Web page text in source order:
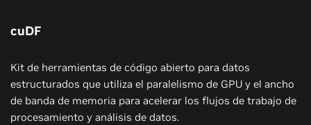
Starburst y aumentar hasta 6 veces la fiabilidad de la
Ver la sesión inaugural
núcleo, la tasa de procesamiento de datos y la
necesarios para las cargas de trabajo de
procesamiento de datos, con análisis SQL hasta
3 veces más rápido y una latencia de p99 6 veces
menor en cargas de trabajo de transmisión de datos
cuDF
Kit de herramientas de código abierto para datos
estructurados que utiliza el paralelismo de GPU y el ancho
de banda de memoria para acelerar los flujos de trabajo de
procesamiento y análisis de datos.